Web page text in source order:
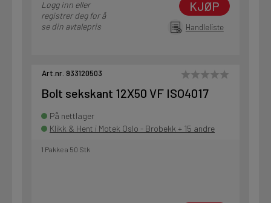
Logg inn eller
registrer deg for å
se din avtalepris
KJØP
Handleliste
Art.nr. 933120503
Bolt sekskant 12X50 VF ISO4017
På nettlager
Klikk & Hent i Motek Oslo - Brobekk + 15 andre
1 Pakke a 50 Stk